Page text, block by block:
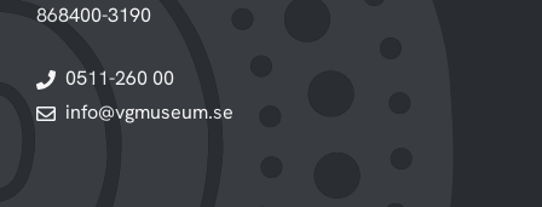
868400-3190
0511-260 00
info@vgmuseum.se